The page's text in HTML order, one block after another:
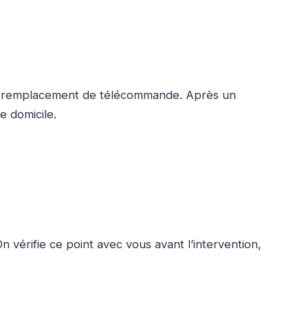
de télécommande. Après un
domicile.
vérifie ce point avec vous avant l’intervention,